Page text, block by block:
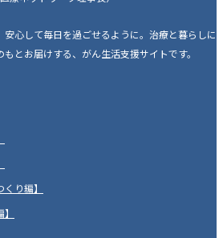
心して毎日を過ごせるように。治療と暮らしに
とお届けする、がん生活支援サイトです。
り編】